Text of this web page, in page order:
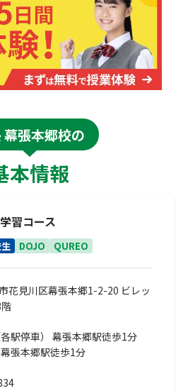
幕張本郷校の
本情報
習コース
DOJO QUREO
花見川区幕張本郷1-2-20 ビレッ
駅停車） 幕張本郷駅徒歩1分
張本郷駅徒歩1分